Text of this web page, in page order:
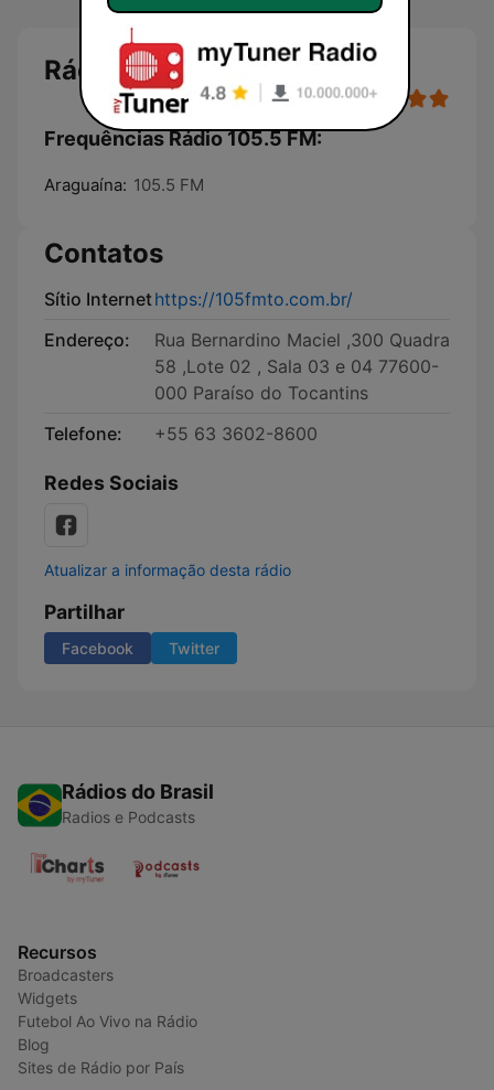
Rádio 105.5 FM
Frequências Rádio 105.5 FM:
Araguaína: 105.5 FM
Contatos
Sítio Internethttps://105fmto.com.br/
Endereço:
Rua Bernardino Maciel ,300 Quadra
58 ,Lote 02 , Sala 03 e 04 77600-
000 Paraíso do Tocantins
Telefone:
+55 63 3602-8600
Redes Sociais
Atualizar a informação desta rádio
Partilhar
Facebook Twitter
Rádios do Brasil
Radios e Podcasts
Recursos
Broadcasters
Widgets
Futebol Ao Vivo na Rádio
Blog
Sites de Rádio por País